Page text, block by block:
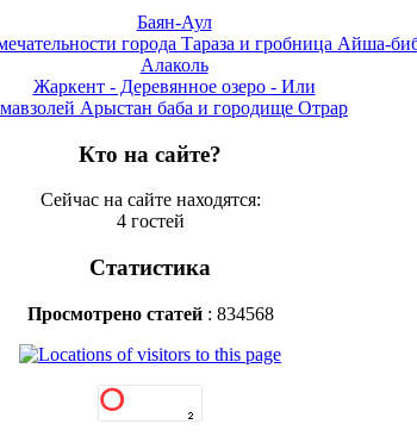
Баян-Аул
города Тараза и гробница Айша-
Алаколь
Жаркент - Деревянное озеро - Или
мавзолей Арыстан баба и городище Отрар
Кто на сайте?
Сейчас на сайте находятся:
4 гостей
Статистика
Просмотрено статей: 834568